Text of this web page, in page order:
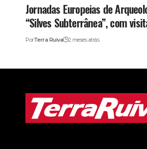
Jornadas Europeias de
“Silves Subterrânea”, com
PorTerra Ruiva 2 meses atrás